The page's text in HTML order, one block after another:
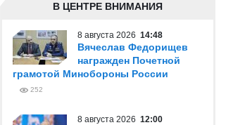
В ЦЕНТРЕ ВНИМАНИЯ
8 августа 2026 14:48
Вячеслав Федорищев
награжден Почетной
грамотой Минобороны России
252
8 августа 2026 12:00